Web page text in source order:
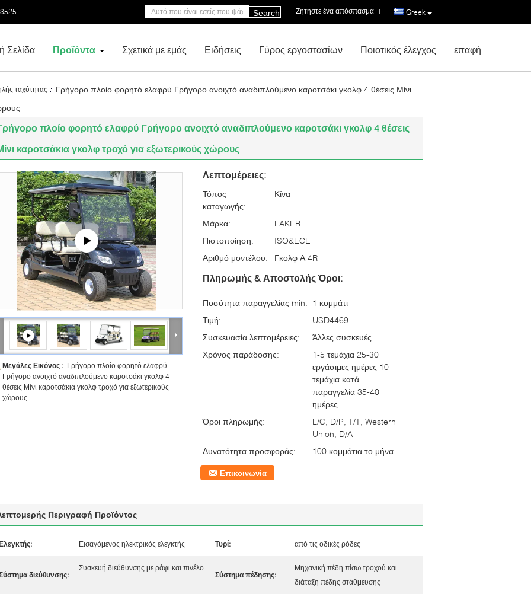
Greek
Ζητήστε ένα απόσπασμα |
Search
Σελίδα Προϊόντα Σχετικά με εμάς Ειδήσεις Γύρος εργοστασίων Ποιοτικός έλεγχος επαφή
ταχύτητας
Γρήγορο πλοίο φορητό ελαφρύ Γρήγορο ανοιχτό αναδιπλούμενο καροτσάκι γκολφ 4 θέσεις Μίνι
πλοίο φορητό ελαφρύ Γρήγορο ανοιχτό αναδιπλούμενο καροτσάκι γκολφ 4 θέσεις
καροτσάκια γκολφ τροχό για εξωτερικούς χώρους
Μεγάλες Εικόνας : Γρήγορο πλοίο φορητό ελαφρύ
Γρήγορο ανοιχτό αναδιπλούμενο καροτσάκι γκολφ 4
θέσεις Μίνι καροτσάκια γκολφ τροχό για εξωτερικούς
χώρους
Λεπτομέρειες:
Τόπος
καταγωγής:
Κίνα
Μάρκα:
LAKER
Πιστοποίηση:
ISO&ECE
Αριθμό μοντέλου:
Γκολφ Α 4R
Πληρωμής & Αποστολής Όροι:
Ποσότητα παραγγελίας min: 1 κομμάτι
Τιμή:
USD4469
Συσκευασία λεπτομέρειες:
Άλλες συσκευές
Χρόνος παράδοσης:
1-5 τεμάχια 25-30
εργάσιμες ημέρες 10
τεμάχια κατά
παραγγελία 35-40
ημέρες
Όροι πληρωμής:
L/C, D/P, T/T, Western
Union, D/A
Δυνατότητα προσφοράς:
100 κομμάτια το μήνα
Επικοινωνία
Περιγραφή Προϊόντος
Εισαγόμενος ηλεκτρικός ελεγκτής Τυρί: από τις οδικές ρόδες
διεύθυνσης:
Συσκευή διεύθυνσης με ράφι και πινέλο
Σύστημα πέδησης:
Μηχανική πέδη πίσω τροχού και
διάταξη πέδης στάθμευσης